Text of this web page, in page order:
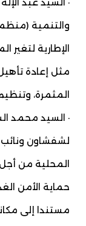
والتنمية
الإطارية
مثل إعادة
المثمرة،
· السيد محمد
لشفشاون ونائب
المحلية من أجل
حماية الأمن
مستندا إلى